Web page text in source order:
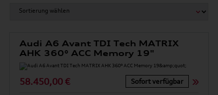
Audi A6 Avant TDI Tech MATRIX
AHK 360° ACC Memory 19"
58.450,00 € Sofort verfügbar